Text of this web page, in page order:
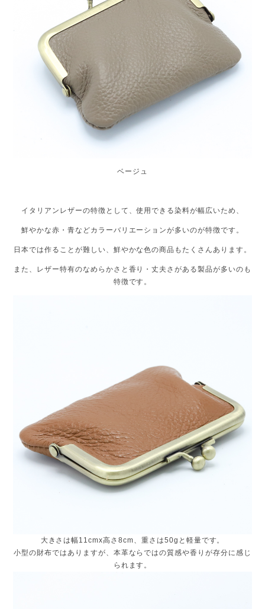
ベージュ
イタリアンレザーの特徴として、使用できる染料が幅広いため、
鮮やかな赤・青などカラーバリエーションが多いのが特徴です。
日本では作ることが難しい、鮮やかな色の商品もたくさんあります。
また、レザー特有のなめらかさと香り・丈夫さがある製品が多いのも
特徴です。
大きさは幅11cmx高さ8cm、重さは50gと軽量です。
小型の財布ではありますが、本革ならではの質感や香りが存分に感じ
られます。